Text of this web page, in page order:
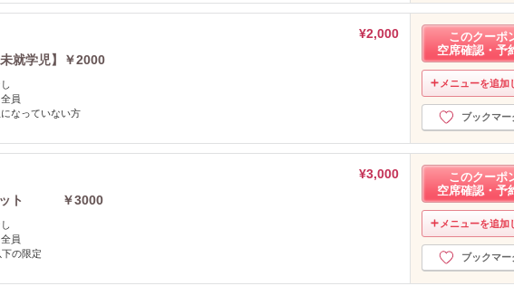
¥2,000
就学児】￥2000
全員
なっていない方
このクーポ
空席確認・予
メニューを追加
ブックマー
¥3,000
カット ￥3000
全員
下の限定
このクーポ
空席確認・予
メニューを追加
ブックマー